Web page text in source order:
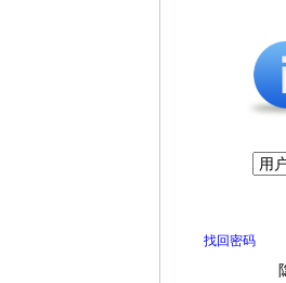
找回密码